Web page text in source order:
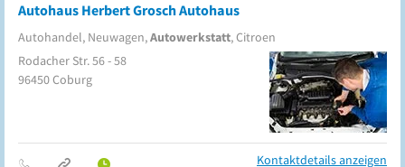
Autohaus Herbert Grosch Autohaus
Autohandel, Neuwagen,Autowerkstatt, Citroen
Rodacher Str. 56 - 58
96450Coburg
Kontaktdetails anzeigen